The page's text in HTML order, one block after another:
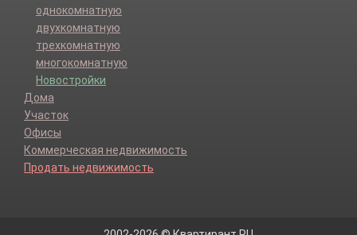
однокомнатную
двухкомнатную
трехкомнатную
многокомнатную
Новостройки
Дома
Участок
Офисы
Коммерческая недвижимость
Продать недвижимость